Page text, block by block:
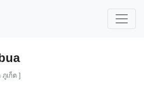
ภูเก็ต ]